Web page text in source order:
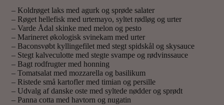
– Koldrøget laks med agurk og sprøde salater
– Røget hellefisk med urtemayo, syltet rødløg og urter
– Varde Ådal skinke med melon og pesto
– Marineret økologisk svinekam med urter
– Baconsvøbt kyllingefilet med stegt spidskål og skysauce
– Stegt kalveculotte med stegte svampe og rødvinssauce
– Bagt rodfrugter med honning
– Tomatsalat med mozzarella og basilikum
– Ristede små kartofler med timian og persille
– Udvalg af danske oste med syltede nødder og sprødt
– Panna cotta med havtorn og nugatin